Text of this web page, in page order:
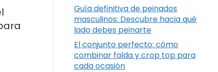
Guía definitiva de peinados
masculinos: Descubre hacia qué
lado debes peinarte
El conjunto perfecto: cómo
combinar falda y crop top para
cada ocasión